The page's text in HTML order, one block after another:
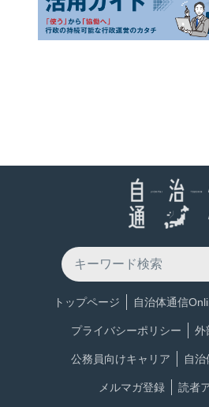
トップページ 自治体通信
プライバシーポリシー 外
公務員向けキャリア 自
メルマガ登録 読者